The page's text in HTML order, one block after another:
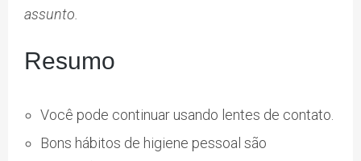
assunto.
Resumo
Você pode continuar usando lentes de contato.
Bons hábitos de higiene pessoal são